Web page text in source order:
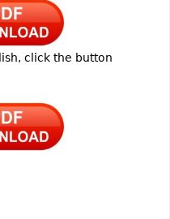
click the button